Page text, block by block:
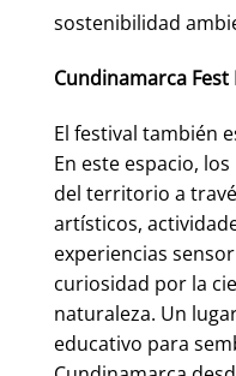
sostenibilidad
Cundinamarca Fest
El festival también
En este espacio,
del territorio a
artísticos,
experiencias
curiosidad por la
naturaleza. Un
educativo para